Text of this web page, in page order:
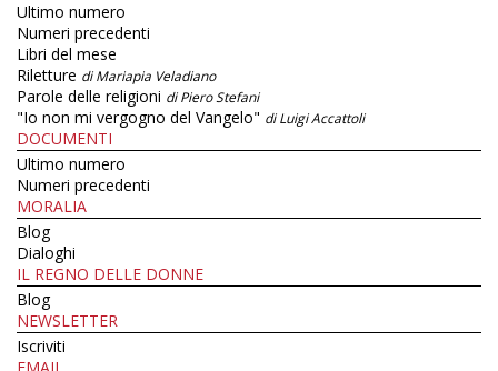
Ultimo numero
Numeri precedenti
Libri del mese
Riletture di Mariapia Veladiano
Parole delle religioni di Piero Stefani
"Io non mi vergogno del Vangelo" di Luigi Accattoli
DOCUMENTI
Ultimo numero
Numeri precedenti
MORALIA
Blog
Dialoghi
IL REGNO DELLE DONNE
Blog
NEWSLETTER
Iscriviti